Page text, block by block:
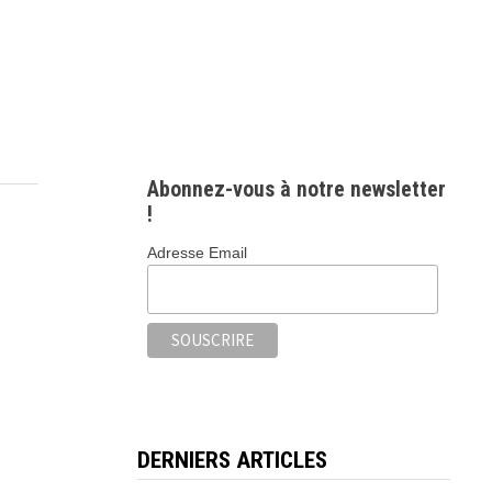
Abonnez-vous à notre newsletter
!
Adresse Email
DERNIERS ARTICLES